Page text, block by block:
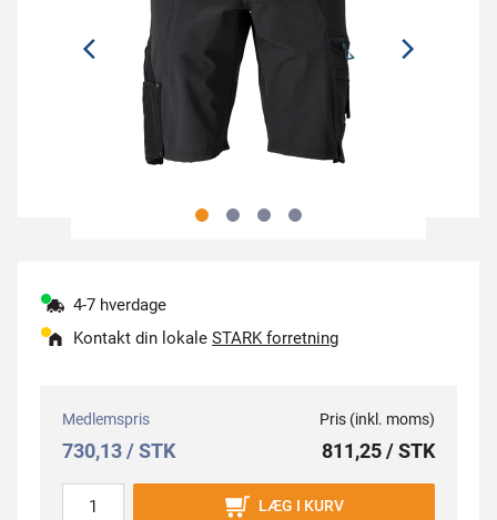
4-7 hverdage
Kontakt din lokale STARK forretning
Medlemspris
730,13 / STK
Pris (inkl. moms)
811,25 / STK
LÆG I KURV